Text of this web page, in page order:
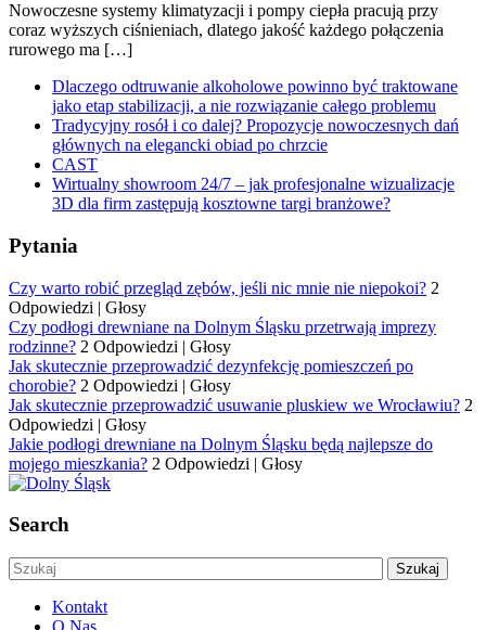
Nowoczesne systemy klimatyzacji i pompy ciepła pracują przy
coraz wyższych ciśnieniach, dlatego jakość każdego połączenia
rurowego ma […]
Dlaczego odtruwanie alkoholowe powinno być traktowane
jako etap stabilizacji, a nie rozwiązanie całego problemu
Tradycyjny rosół i co dalej? Propozycje nowoczesnych dań
głównych na elegancki obiad po chrzcie
CAST
Wirtualny showroom 24/7 – jak profesjonalne wizualizacje
3D dla firm zastępują kosztowne targi branżowe?
Pytania
Czy warto robić przegląd zębów, jeśli nic mnie nie niepokoi? 2
Odpowiedzi | Głosy
Czy podłogi drewniane na Dolnym Śląsku przetrwają imprezy
rodzinne? 2 Odpowiedzi | Głosy
Jak skutecznie przeprowadzić dezynfekcję pomieszczeń po
chorobie? 2 Odpowiedzi | Głosy
Jak skutecznie przeprowadzić usuwanie pluskiew we Wrocławiu? 2
Odpowiedzi | Głosy
Jakie podłogi drewniane na Dolnym Śląsku będą najlepsze do
mojego mieszkania? 2 Odpowiedzi | Głosy
Search
Kontakt
O Nas